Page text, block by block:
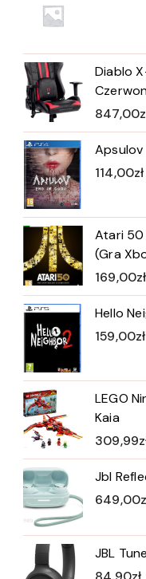
Diablo
847,00
Apsulov
114,00zł
Atari 50
(Gra
169,00zł
Hello
159,00zł
LEGO
Kaia
309,99
Jbl
649,00
JBL